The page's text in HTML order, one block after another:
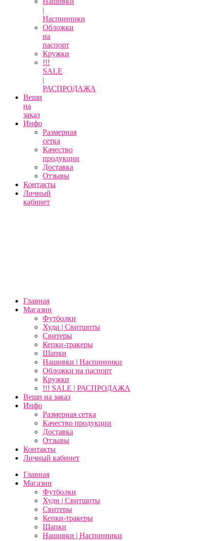
|
Наспинники
Обложки
на
паспорт
Кружки
!!!
SALE
|
РАСПРОДАЖА
Вещи
на
заказ
Инфо
Размерная
сетка
Качество
продукции
Доставка
Отзывы
Контакты
Личный
кабинет
Главная
Магазин
Футболки
Худи | Свитшоты
Свитеры
Кепки-тракеры
Шапки
Нашивки | Наспинники
Обложки на паспорт
Кружки
!!! SALE | РАСПРОДАЖА
Вещи на заказ
Инфо
Размерная сетка
Качество продукции
Доставка
Отзывы
Контакты
Личный кабинет
Главная
Магазин
Футболки
Худи | Свитшоты
Свитеры
Кепки-тракеры
Шапки
Нашивки | Наспинники